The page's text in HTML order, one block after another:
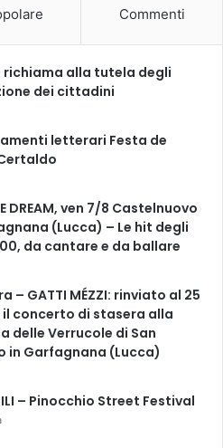
Commenti
richiama alla tutela degli
dei cittadini
letterari Festa de
DREAM, ven 7/8 Castelnuovo
(Lucca) – Le hit degli
da cantare e da ballare
– GATTI MÉZZI: rinviato al 25
concerto di stasera alla
delle Verrucole di San
in Garfagnana (Lucca)
– Pinocchio Street Festival